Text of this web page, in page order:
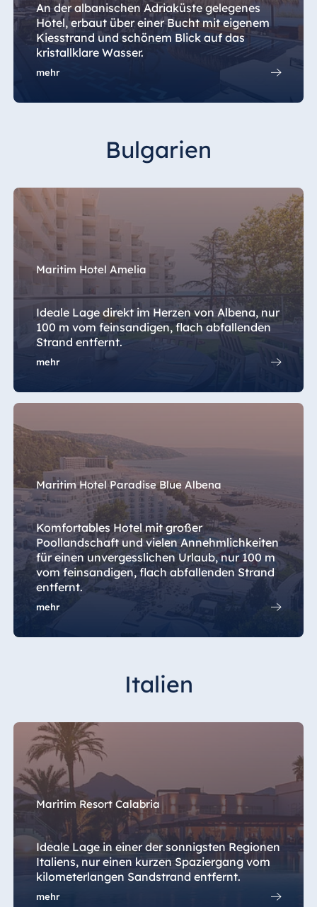
An der albanischen Adriaküste gelegenes
Hotel, erbaut über einer Bucht mit eigenem
Kiesstrand und schönem Blick auf das
kristallklare Wasser.
mehr
Bulgarien
Maritim Hotel Amelia
Ideale Lage direkt im Herzen von Albena, nur
100 m vom feinsandigen, flach abfallenden
Strand entfernt.
mehr
Maritim Hotel Paradise Blue Albena
Komfortables Hotel mit großer
Poollandschaft und vielen Annehmlichkeiten
für einen unvergesslichen Urlaub, nur 100 m
vom feinsandigen, flach abfallenden Strand
entfernt.
mehr
Italien
Maritim Resort Calabria
Ideale Lage in einer der sonnigsten Regionen
Italiens, nur einen kurzen Spaziergang vom
kilometerlangen Sandstrand entfernt.
mehr